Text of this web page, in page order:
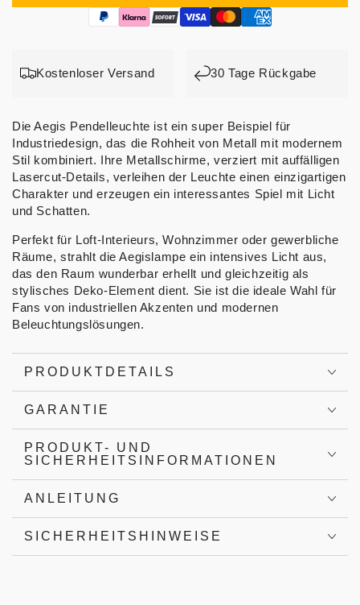
Kostenloser Versand 30 Tage Rückgabe
Die Aegis Pendelleuchte ist ein super Beispiel für
Industriedesign, das die Rohheit von Metall mit modernem
Stil kombiniert. Ihre Metallschirme, verziert mit auffälligen
Lasercut-Details, verleihen der Leuchte einen einzigartigen
Charakter und erzeugen ein interessantes Spiel mit Licht
und Schatten.
Perfekt für Loft-Interieurs, Wohnzimmer oder gewerbliche
Räume, strahlt die Aegislampe ein intensives Licht aus,
das den Raum wunderbar erhellt und gleichzeitig als
stylisches Deko-Element dient. Sie ist die ideale Wahl für
Fans von industriellen Akzenten und modernen
Beleuchtungslösungen.
PRODUKTDETAILS
GARANTIE
PRODUKT- UND
SICHERHEITSINFORMATIONEN
ANLEITUNG
SICHERHEITSHINWEISE